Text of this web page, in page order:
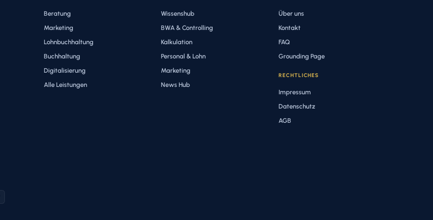
Beratung
Marketing
Lohnbuchhaltung
Buchhaltung
Digitalisierung
Alle Leistungen
Wissenshub
BWA & Controlling
Kalkulation
Personal & Lohn
Marketing
News Hub
Über uns
Kontakt
FAQ
Grounding Page
RECHTLICHES
Impressum
Datenschutz
AGB